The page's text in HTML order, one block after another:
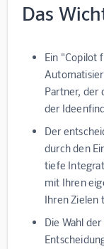
Das
Ein "Copilot
Partner, der
der
Der
durch den
tiefe
mit Ihren
Ihren Zielen
Die Wahl